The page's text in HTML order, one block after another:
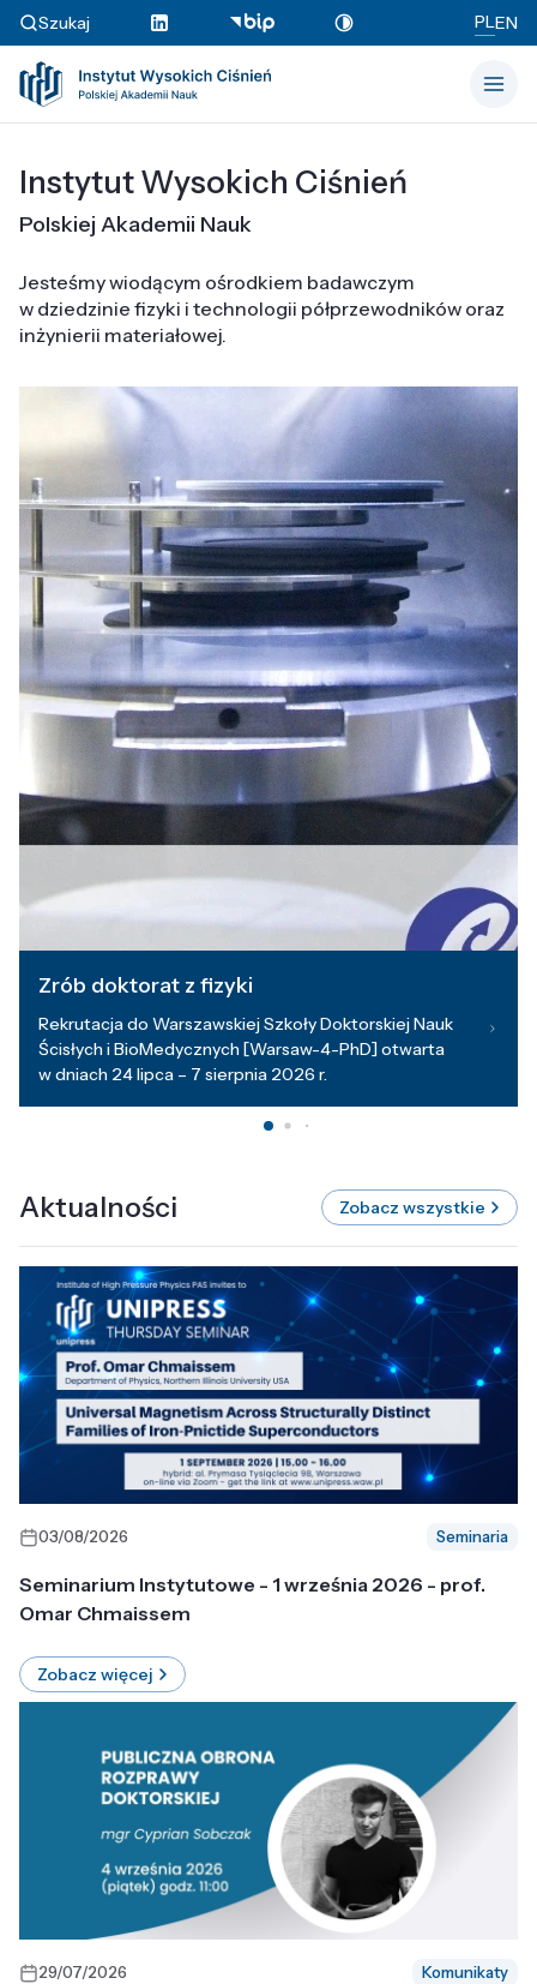
Szukaj PLEN
Instytut Wysokich Ciśnień
Polskiej Akademii Nauk
Jesteśmy wiodącym ośrodkiem badawczym
w dziedzinie fizyki i technologii półprzewodników oraz
inżynierii materiałowej.
Zrób doktorat z fizyki
Rekrutacja do Warszawskiej Szkoły Doktorskiej Nauk
Ścisłych i BioMedycznych [Warsaw-4-PhD] otwarta
w dniach 24 lipca – 7 sierpnia 2026 r.
Aktualności Zobacz wszystkie
03/08/2026 Seminaria
Seminarium Instytutowe - 1 września 2026 - prof.
Omar Chmaissem
Zobacz więcej
29/07/2026 Komunikaty